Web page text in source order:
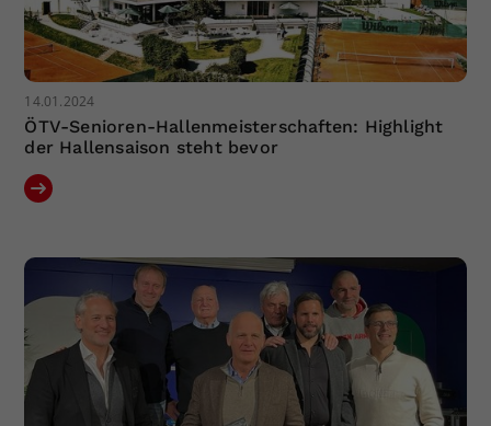
14.01.2024
ÖTV-Senioren-Hallenmeisterschaften: Highlight
der Hallensaison steht bevor